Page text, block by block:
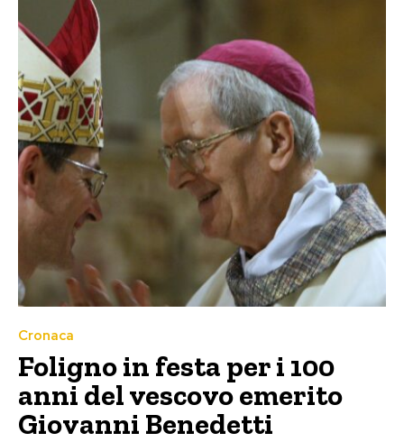
Cronaca
Foligno in festa per i 100
anni del vescovo emerito
Giovanni Benedetti